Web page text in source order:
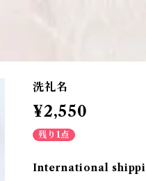
洗礼名
¥2,550
残り1点
International